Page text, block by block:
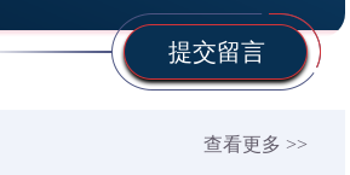
提交留言
查看更多 >>